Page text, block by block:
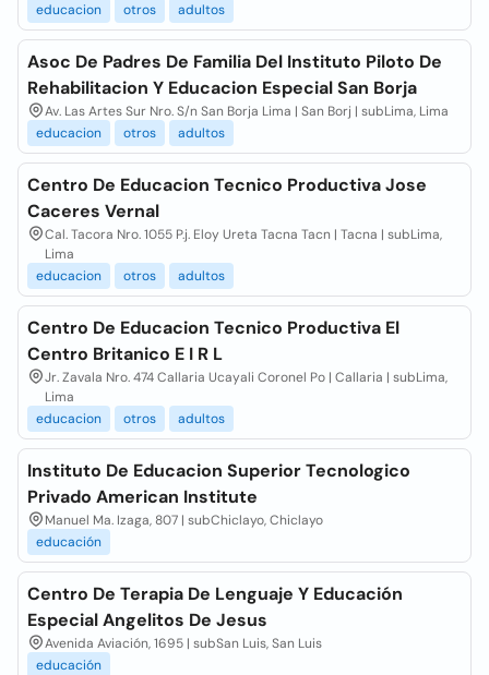
educacion
otros adultos
Asoc De Padres De Familia Del Instituto Piloto De
Rehabilitacion Y Educacion Especial San Borja
Av. Las Artes Sur Nro. S/n San Borja Lima | San Borj | subLima, Lima
educacion
otros adultos
Centro De Educacion Tecnico Productiva Jose
Caceres Vernal
Cal. Tacora Nro. 1055 P.j. Eloy Ureta Tacna Tacn | Tacna | subLima,
Lima
educacion
otros adultos
Centro De Educacion Tecnico Productiva El
Centro Britanico E I R L
Jr. Zavala Nro. 474 Callaria Ucayali Coronel Po | Callaria | subLima,
Lima
educacion
otros adultos
Instituto De Educacion Superior Tecnologico
Privado American Institute
Manuel Ma. Izaga, 807 | subChiclayo, Chiclayo
educación
Centro De Terapia De Lenguaje Y Educación
Especial Angelitos De Jesus
Avenida Aviación, 1695 | subSan Luis, San Luis
educación